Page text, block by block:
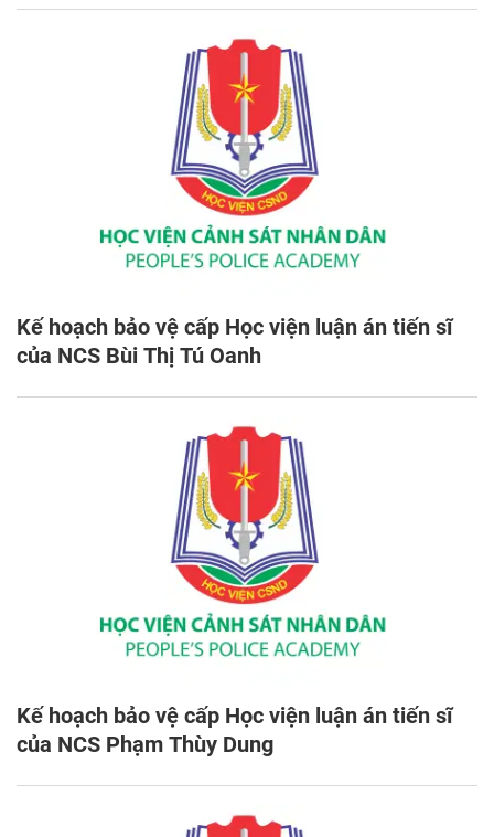
Kế hoạch bảo vệ cấp Học viện luận án tiến sĩ
của NCS Bùi Thị Tú Oanh
Kế hoạch bảo vệ cấp Học viện luận án tiến sĩ
của NCS Phạm Thùy Dung